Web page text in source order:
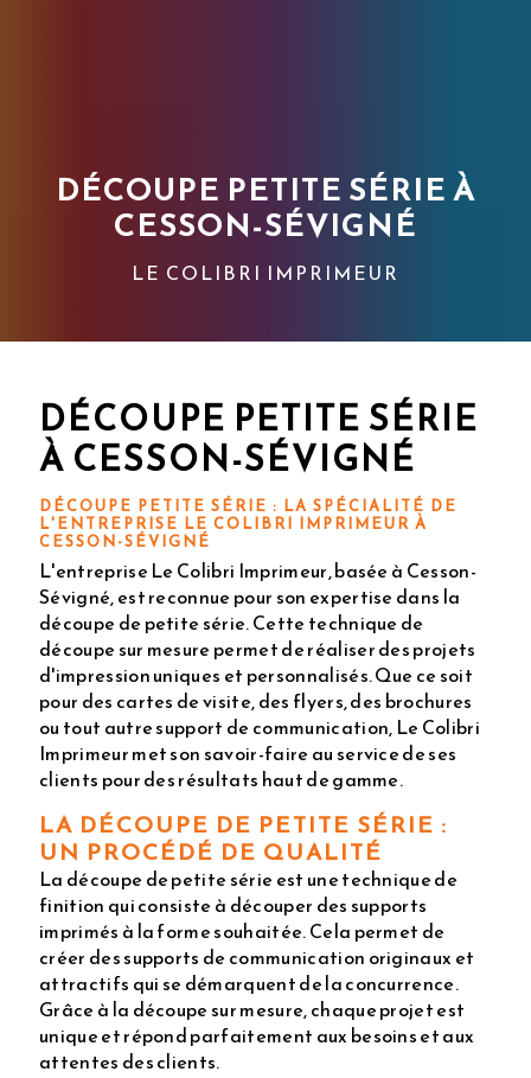
DÉCOUPE PETITE SÉRIE À
CESSON-SÉVIGNÉ
LE COLIBRI IMPRIMEUR
DÉCOUPE PETITE SÉRIE
À CESSON-SÉVIGNÉ
DÉCOUPE PETITE SÉRIE : LA SPÉCIALITÉ DE
L'ENTREPRISE LE COLIBRI IMPRIMEUR À
CESSON-SÉVIGNÉ
L'entreprise Le Colibri Imprimeur, basée à Cesson-
Sévigné, est reconnue pour son expertise dans la
découpe de petite série. Cette technique de
découpe sur mesure permet de réaliser des projets
d'impression uniques et personnalisés. Que ce soit
pour des cartes de visite, des flyers, des brochures
ou tout autre support de communication, Le Colibri
Imprimeur met son savoir-faire au service de ses
clients pour des résultats haut de gamme.
LA DÉCOUPE DE PETITE SÉRIE :
UN PROCÉDÉ DE QUALITÉ
La découpe de petite série est une technique de
finition qui consiste à découper des supports
imprimés à la forme souhaitée. Cela permet de
créer des supports de communication originaux et
attractifs qui se démarquent de la concurrence.
Grâce à la découpe sur mesure, chaque projet est
unique et répond parfaitement aux besoins et aux
attentes des clients.